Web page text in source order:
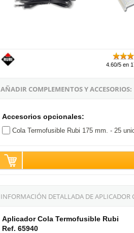
4.60/5 en
AÑADIR COMPLEMENTOS Y ACCESORIOS:
Accesorios opcionales:
Cola Termofusible Rubi 175 mm. - 25
INFORMACIÓN DETALLADA DE APLICADOR
Aplicador Cola Termofusible Rubi
Ref. 65940